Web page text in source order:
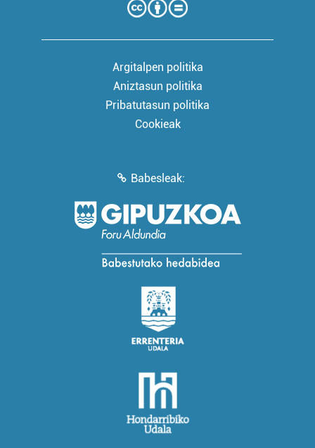
Argitalpen politika
Aniztasun politika
Pribatutasun politika
Cookieak
Babesleak: